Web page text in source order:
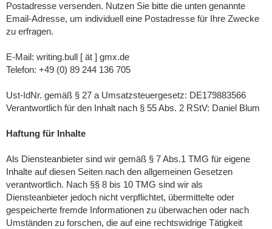
Postadresse versenden. Nutzen Sie bitte die unten genannte
Email-Adresse, um individuell eine Postadresse für Ihre Zwecke
zu erfragen.
E-Mail: writing.bull [ ät ] gmx.de
Telefon: +49 (0) 89 244 136 705
Ust-IdNr. gemäß § 27 a Umsatzsteuergesetz: DE179883566
Verantwortlich für den Inhalt nach § 55 Abs. 2 RStV: Daniel Blum
Haftung für Inhalte
Als Diensteanbieter sind wir gemäß § 7 Abs.1 TMG für eigene
Inhalte auf diesen Seiten nach den allgemeinen Gesetzen
verantwortlich. Nach §§ 8 bis 10 TMG sind wir als
Diensteanbieter jedoch nicht verpflichtet, übermittelte oder
gespeicherte fremde Informationen zu überwachen oder nach
Umständen zu forschen, die auf eine rechtswidrige Tätigkeit